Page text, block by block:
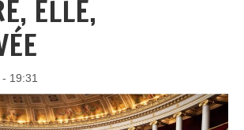
ELLE,
19:31